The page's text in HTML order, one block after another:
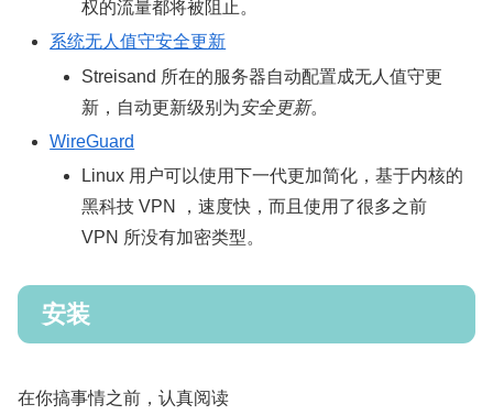
权的流量都将被阻止。
系统无人值守安全更新
Streisand 所在的服务器自动配置成无人值守更
新，自动更新级别为安全更新。
WireGuard
Linux 用户可以使用下一代更加简化，基于内核的
黑科技 VPN ，速度快，而且使用了很多之前
VPN 所没有加密类型。
安装
在你搞事情之前，认真阅读